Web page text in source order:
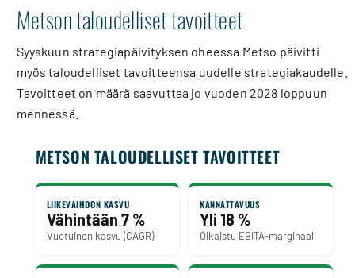
Metson taloudelliset tavoitteet
Syyskuun strategiapäivityksen oheessa Metso päivitti
myös taloudelliset tavoitteensa uudelle strategiakaudelle.
Tavoitteet on määrä saavuttaa jo vuoden 2028 loppuun
mennessä.
METSON TALOUDELLISET TAVOITTEET
LIIKEVAIHDON KASVU
Vähintään 7 %
Vuotuinen kasvu (CAGR)
KANNATTAVUUS
Yli 18 %
Oikaistu EBITA-marginaali